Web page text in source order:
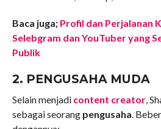
Baca juga; Profil dan Perjalanan
Selebgram dan YouTuber yang
Publik
2. PENGUSAHA MUDA
Selain menjadi content creator,
sebagai seorang pengusaha .